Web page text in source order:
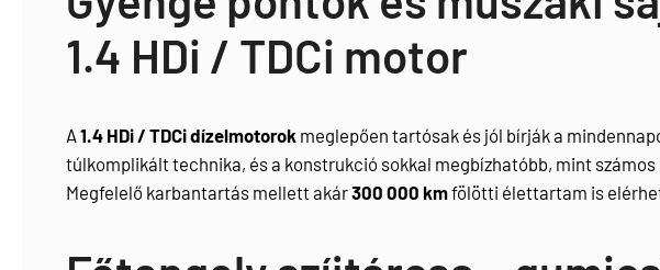
1.4 HDi / TDCi motor
A 1.4 HDi / TDCi dízelmotorok meglepően tartósak és jól bírják a
túlkomplikált technika, és a konstrukció sokkal megbízhatóbb, mint
Megfelelő karbantartás mellett akár300 000 kmfölötti élettartam is